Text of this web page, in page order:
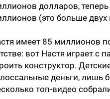
долларов,
(это больше
имеет 85 миллионов
вот Настя играет с
конструктор.
деньги, лишь
топ-видео